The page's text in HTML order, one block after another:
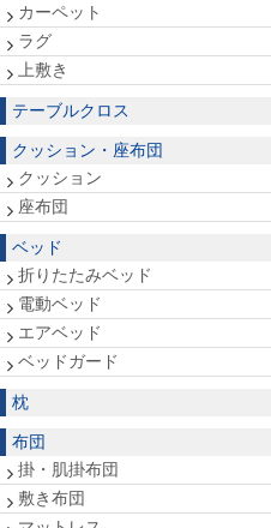
カーペット
ラグ
上敷き
テーブルクロス
クッション・座布団
クッション
座布団
ベッド
折りたたみベッド
電動ベッド
エアベッド
ベッドガード
枕
布団
掛・肌掛布団
敷き布団